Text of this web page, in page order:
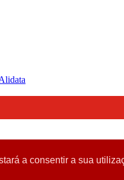
a consentir a sua